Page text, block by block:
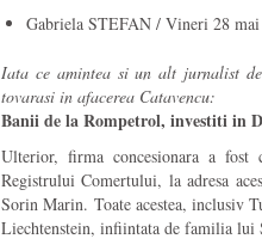
Gabriela STEFAN / Vineri 28
Iata ce amintea si un alt jurnalist
tovarasi in afacerea Catavencu:
Banii de la Rompetrol, investiti in
Ulterior, firma concesionara a fost
Registrului Comertului, la adresa
Sorin Marin. Toate acestea, inclusiv
Liechtenstein, infiintata de familia lui